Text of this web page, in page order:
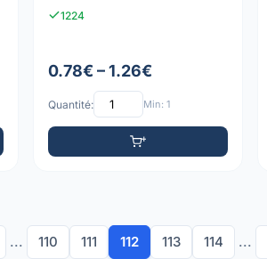
1224
0.78€ – 1.26€
Quantité: Min: 1
... 110 111 112 113 114 ...